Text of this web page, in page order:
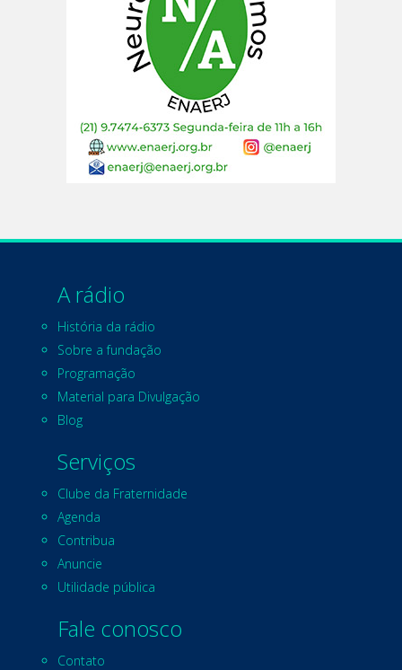
A rádio
História da rádio
Sobre a fundação
Programação
Material para Divulgação
Blog
Serviços
Clube da Fraternidade
Agenda
Contribua
Anuncie
Utilidade pública
Fale conosco
Contato